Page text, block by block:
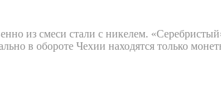
из смеси стали с никелем.
в обороте Чехии находятся только